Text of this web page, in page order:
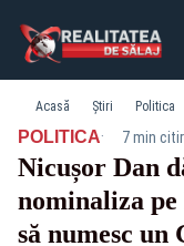
Acasă Știri Politica
POLITICA· 7 min
Nicușor Dan
nominaliza
să numesc un